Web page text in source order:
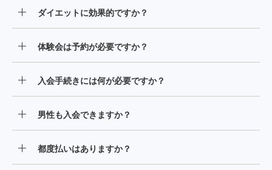
インストラクターがお客様一人ひとりに合わせたサポート
を行っておりますのでご安心ください。また、マシンが身
体の動きをサポートしてくれるため、初心者の方でも無理
なく効果的に身体を動かすことができ、スピーディーにボ
ディラインの変化を実感できます。
ダイエットに効果的ですか？
当スタジオでは、マシンピラティスとファンクショナルト
レーニングを組み合わせた、サーキット形式のワークアウ
トを行い、インナーとアウター両方の筋肉を鍛えることが
できますので、ダイエットに効果的です。
体験会は予約が必要ですか？
当ホームページの予約フォームからご予約の上、ご来店く
ださい。
入会手続きには何が必要ですか？
運転免許証などのご本人確認書類と、毎月の月会費を引落
しさせていただくためのクレジットカードをお持ちくださ
い。
男性も入会できますか？
はい。男性もご入会いただけます。
都度払いはありますか？